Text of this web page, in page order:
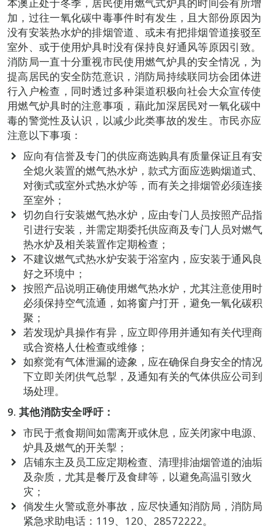
加，过往一氧化碳中毒事件时有发生，且大部份原因为
没有安装热水炉的排烟管道、或未有把排烟管道接驳至
室外、或于使用炉具时没有保持良好通风等原因引致。
消防局一直十分重视市民使用燃气炉具的安全情况，为
提高居民的安全防范意识，消防局持续联同坊会团体进
行入户检查，同时透过多种渠道积极向社会大众宣传使
用燃气炉具时的注意事项，藉此加深居民对一氧化碳中
毒的警觉性及认识，以减少此类事故的发生。市民亦应
注意以下事项：
应向有信誉及专门的供应商选购具有质量保证且有安
全熄火装置的燃气热水炉，款式方面应选购烟道式、
对衡式或室外式热水炉等，而有关之排烟管必须连接
至室外；
切勿自行安装燃气热水炉，应由专门人员按照产品指
引进行安装，并需定期委托供应商及专门人员对燃气
热水炉及相关装置作定期检查；
不建议燃气式热水炉安装于浴室内，应安装于通风良
好之环境中；
按照产品说明正确使用燃气热水炉，尤其注意使用时
必须保持空气流通，如将窗户打开，避免一氧化碳积
聚；
若发现炉具操作有异，应立即停用并通知有关代理商
或合资格人仕检查或维修；
如察觉有气体泄漏的迹象，应在确保自身安全的情况
下立即关闭供气总掣，及通知有关的气体供应公司到
场处理。
9. 其他消防安全呼吁：
市民于煮食期间如需离开或休息，应关闭家中电源、
炉具及燃气的开关掣；
店铺东主及员工应定期检查、清理排油烟管道的油垢
及杂质，尤其是餐厅及食肆等，以避免高温引致火
灾；
倘发生火警或意外事故，应尽快通知消防局，消防局
紧急求助电话：119、120、28572222。